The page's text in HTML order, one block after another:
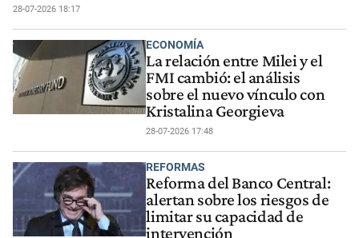
28-07-2026 18:17
ECONOMÍA
La relación entre Milei y el
FMI cambió: el análisis
sobre el nuevo vínculo con
Kristalina Georgieva
28-07-2026 17:48
REFORMAS
Reforma del Banco Central:
alertan sobre los riesgos de
limitar su capacidad de
intervención